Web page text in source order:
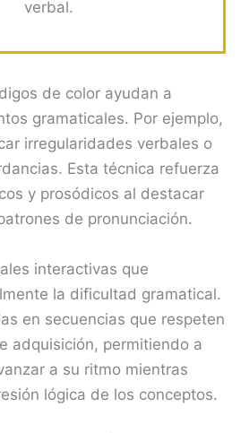
verbal.
de color ayudan a
gramaticales. Por ejemplo,
irregularidades verbales o
Esta técnica refuerza
y prosódicos al destacar
de pronunciación.
interactivas que
la dificultad gramatical.
en secuencias que respeten
adquisición, permitiendo a
a su ritmo mientras
lógica de los conceptos.